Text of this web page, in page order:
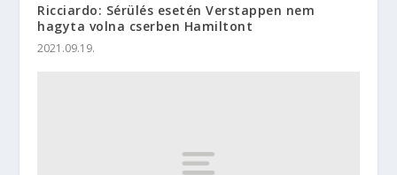
Ricciardo: Sérülés esetén Verstappen nem
hagyta volna cserben Hamiltont
2021.09.19.